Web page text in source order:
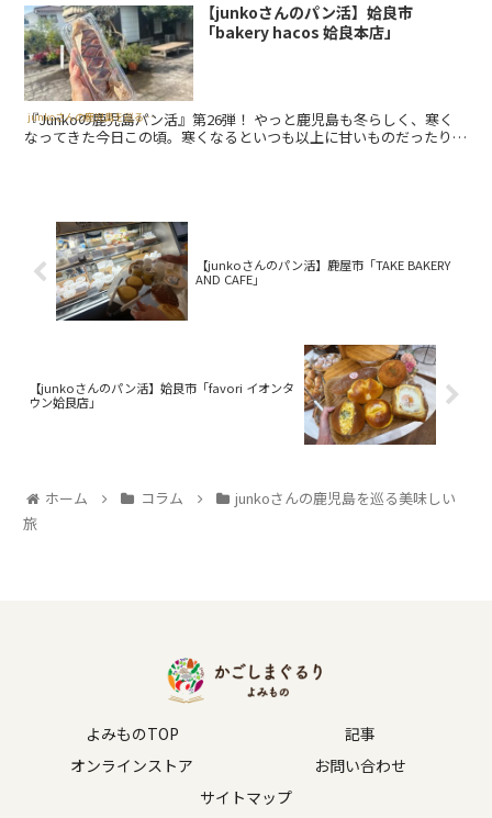
junkoさんの鹿児島を巡る美味しい旅
【junkoさんのパン活】姶良市
「bakery hacos 姶良本店」
『Junkoの鹿児島パン活』第26弾！ やっと鹿児島も冬らしく、寒く
なってきた今日この頃。寒くなるといつも以上に甘いものだったり、
【junkoさんのパン活】鹿屋市「TAKE BAKERY
AND CAFE」
【junkoさんのパン活】姶良市「favori イオンタ
ウン姶良店」
ホーム コラム
junkoさんの鹿児島を巡る美味しい
旅
よみものTOP
記事
オンラインストア
お問い合わせ
サイトマップ